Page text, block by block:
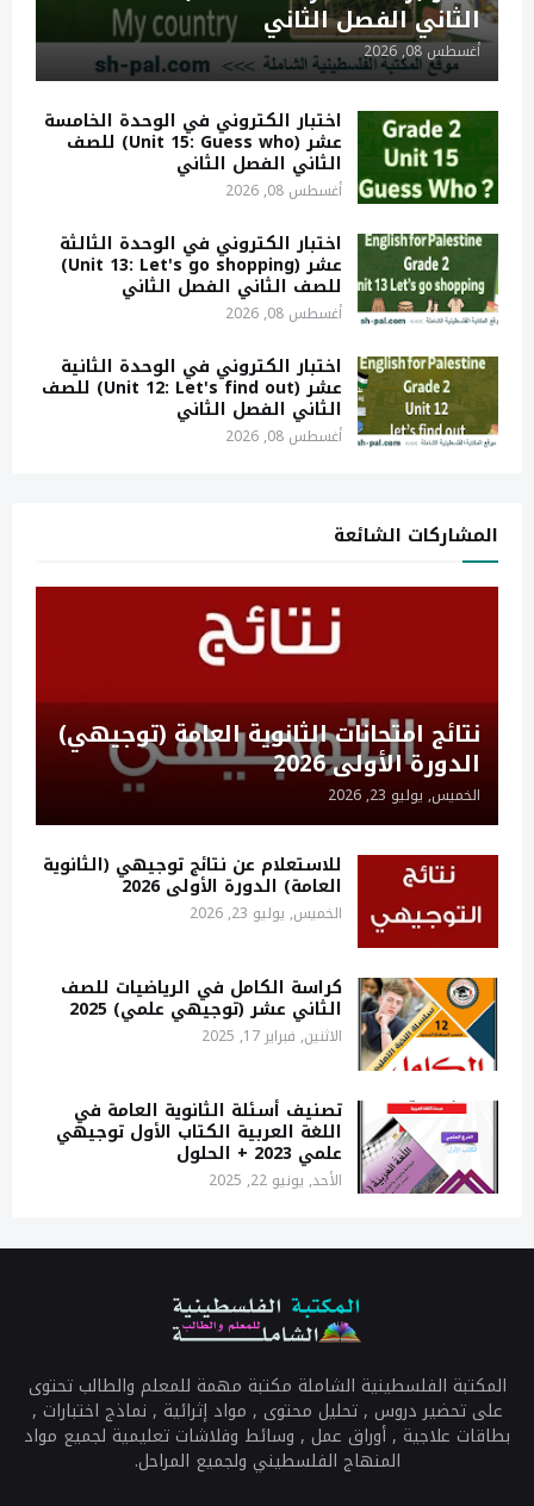
الثاني الفصل الثاني
أغسطس 08, 2026
اختبار الكتروني في الوحدة الخامسة
عشر (Unit 15: Guess who) للصف
الثاني الفصل الثاني
أغسطس 08, 2026
اختبار الكتروني في الوحدة الثالثة
عشر (Unit 13: Let's go shopping)
للصف الثاني الفصل الثاني
أغسطس 08, 2026
اختبار الكتروني في الوحدة الثانية
عشر (Unit 12: Let's find out) للصف
الثاني الفصل الثاني
أغسطس 08, 2026
المشاركات الشائعة
نتائج امتحانات الثانوية العامة (توجيهي)
الدورة الأولى 2026
الخميس, يوليو 23, 2026
للاستعلام عن نتائج توجيهي (الثانوية
العامة) الدورة الأولى 2026
الخميس, يوليو 23, 2026
كراسة الكامل في الرياضيات للصف
الثاني عشر (توجيهي علمي) 2025
الاثنين, فبراير 17, 2025
تصنيف أسئلة الثانوية العامة في
اللغة العربية الكتاب الأول توجيهي
علمي 2023 + الحلول
الأحد, يونيو 22, 2025
المكتبة الفلسطينية الشاملة مكتبة مهمة للمعلم والطالب تحتوى
على تحضير دروس , تحليل محتوى , مواد إثرائية , نماذج اختبارات ,
بطاقات علاجية , أوراق عمل , وسائط وفلاشات تعليمية لجميع مواد
المنهاج الفلسطيني ولجميع المراحل.